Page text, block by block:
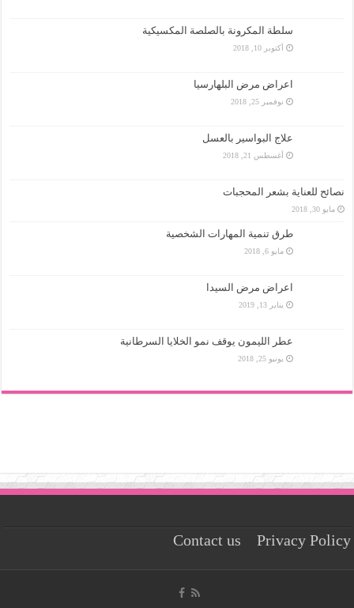
سلطة المكرونة بالصلصة المكسيكية
أكتوبر 10, 2018
اعراض مرض البلهارسيا
نوفمبر 25, 2018
علاج البواسير بالعسل
أغسطس 21, 2018
نصائح للعناية بشعر المحجبات
مايو 30, 2018
طرق تنمية المهارات الشخصية
مايو 6, 2018
اعراض مرض السيدا
يناير 13, 2019
عطر الليمون يوقف نمو الخلايا السرطانية
يونيو 25, 2018
Contact us Privacy Policy